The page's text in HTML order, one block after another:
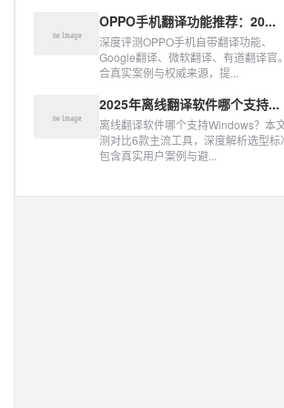
OPPO手机翻译功能推荐：20...
深度评测OPPO手机自带翻译功能、
Google翻译、微软翻译、有道翻译官
合真实案例与权威来源，提...
2025年离线翻译软件哪个支持...
离线翻译软件哪个支持Windows？本
测对比6款主流工具，深度解析选型标
包含真实用户案例与避...